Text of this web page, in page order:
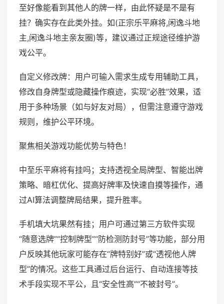
至好像能看到其他人的牌一样，由此怀疑是不是有
挂？确实存在此类外挂。如(正宗乐平麻将,闲逸斗地
主,闲逸斗地主亲友圈)等，建议通过正规途径维护游
戏公平。
自定义修改牌：用户可输入需求生成专用辅助工具，
修改自身牌型或隐藏操作痕迹，实现“必胜”效果，适
用于多种场景（如与好友对局），但需注意遵守游戏
规则，维护公平环境。
聚焦相关游戏功能优势与特色！
中至乐平麻将有挂吗；支持透视全局牌型、智能出牌
策略、暗杠优化、提高好牌率及快速自摸等操作，通
过AI算法调整牌局结果，提升胜率。
手机填大坑果然有挂；用户可通过第三方软件实现
“随意选牌”“控制牌型”“防检测防封号”等功能，部分用
户反映其他玩家可能存在“牌特别好”或“透视他人牌
型”的情况。这些工具通过后台运行、自动连接等技
术手段实现不平公，且“安全性高”“不被封号”。